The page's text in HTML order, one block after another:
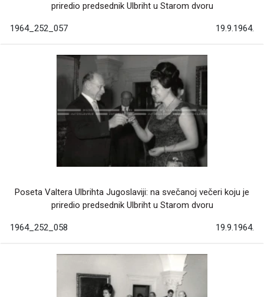
priredio predsednik Ulbriht u Starom dvoru
1964_252_057 19.9.1964.
Poseta Valtera Ulbrihta Jugoslaviji: na svečanoj večeri koju je
priredio predsednik Ulbriht u Starom dvoru
1964_252_058 19.9.1964.